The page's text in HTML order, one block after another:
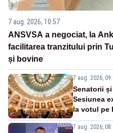
7 aug. 2026, 10:57
ANSVSA a negociat, la
facilitarea tranzitului prin
și bovine
7 aug. 2026,
Senatorii
Sesiunea
la votul pe
7 aug. 2026,